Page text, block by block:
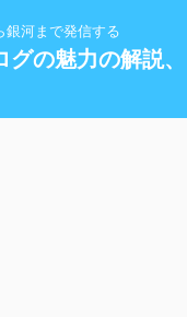
銀河まで発信する
グの魅力の解説